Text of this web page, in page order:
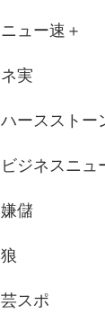
ニュー速＋
ネ実
ハースストー
ビジネスニュ
嫌儲
狼
芸スポ